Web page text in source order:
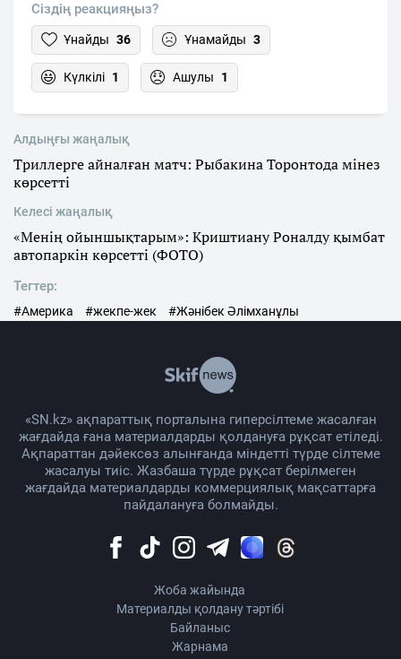
Сіздің реакцияңыз?
Ұнайды 36 Ұнамайды 3
Күлкілі 1 Ашулы 1
Алдыңғы жаңалық
Триллерге айналған матч: Рыбакина Торонтода мінез
көрсетті
Келесі жаңалық
«Менің ойыншықтарым»: Криштиану Роналду қымбат
автопаркін көрсетті (ФОТО)
Тегтер:
#Америка #жекпе-жек #Жәнібек Әлімханұлы
«SN.kz» ақпараттық порталына гиперсілтеме жасалған
жағдайда ғана материалдарды қолдануға рұқсат етіледі.
Ақпараттан дәйексөз алынғанда міндетті түрде сілтеме
жасалуы тиіс. Жазбаша түрде рұқсат берілмеген
жағдайда материалдарды коммерциялық мақсаттарға
пайдалануға болмайды.
Жоба жайында
Материалды қолдану тәртібі
Байланыс
Жарнама